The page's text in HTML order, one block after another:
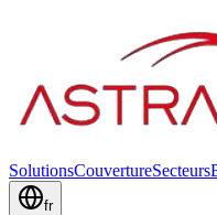
SolutionsCouvertureSecteurs
fr